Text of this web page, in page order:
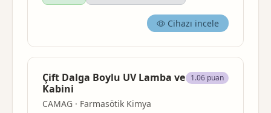
Cihazı incele
Çift Dalga Boylu UV Lamba ve
Kabini
CAMAG · Farmasötik Kimya
1.06 puan